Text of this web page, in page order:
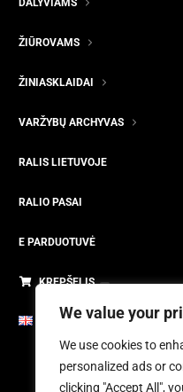
We value your
We use cookies to
personalized ads or
clicking "Accept All",
DALYVIAMS
ŽIŪROVAMS
ŽINIASKLAIDAI
VARŽYBŲ ARCHYVAS
RALIS LIETUVOJE
RALIO PASAI
E PARDUOTUVĖ
KREPŠELIS
ENGLISH